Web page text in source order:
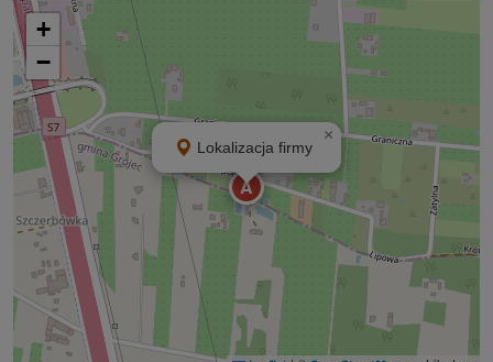
A
Lokalizacja firmy
×
+
−